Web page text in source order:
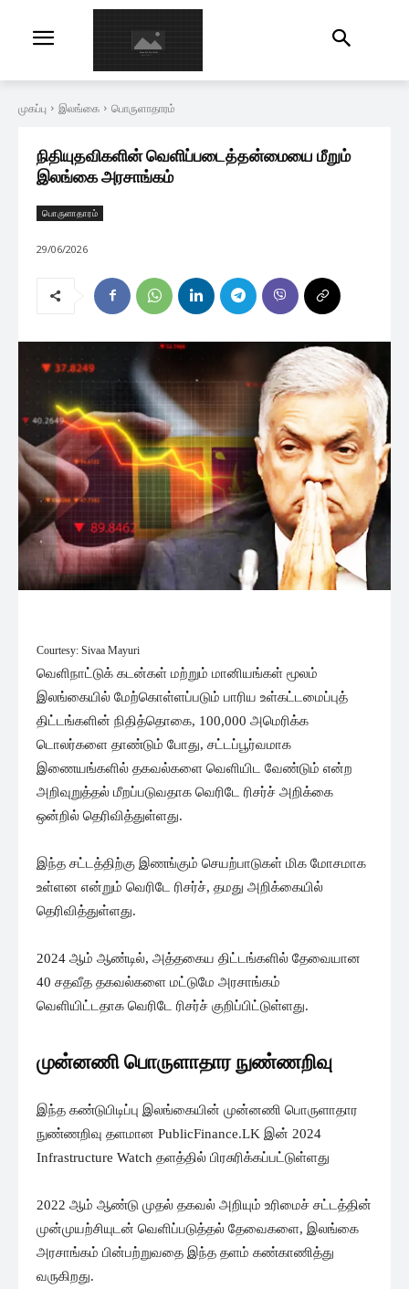
முகப்பு இலங்கை பொருளாதாரம்
நிதியுதவிகளின் வெளிப்படைத்தன்மையை மீறும்
இலங்கை அரசாங்கம்
பொருளாதாரம்
29/06/2026
Courtesy: Sivaa Mayuri
வெளிநாட்டுக் கடன்கள் மற்றும் மானியங்கள் மூலம்
இலங்கையில் மேற்கொள்ளப்படும் பாரிய உள்கட்டமைப்புத்
திட்டங்களின் நிதித்தொகை, 100,000 அமெரிக்க
டொலர்களை தாண்டும் போது, ​​சட்டப்பூர்வமாக
இணையங்களில் தகவல்களை வெளியிட வேண்டும் என்ற
அறிவுறுத்தல் மீறப்படுவதாக வெரிடே ரிசர்ச் அறிக்கை
ஒன்றில் தெரிவித்துள்ளது.
இந்த சட்டத்திற்கு இணங்கும் செயற்பாடுகள் மிக மோசமாக
உள்ளன என்றும் வெரிடே ரிசர்ச், தமது அறிக்கையில்
தெரிவித்துள்ளது.
2024 ஆம் ஆண்டில், அத்தகைய திட்டங்களில் தேவையான
40 சதவீத தகவல்களை மட்டுமே அரசாங்கம்
வெளியிட்டதாக வெரிடே ரிசர்ச் குறிப்பிட்டுள்ளது.
முன்னணி பொருளாதார நுண்ணறிவு
இந்த கண்டுபிடிப்பு இலங்கையின் முன்னணி பொருளாதார
நுண்ணறிவு தளமான PublicFinance.LK இன் 2024
Infrastructure Watch தளத்தில் பிரசுரிக்கப்பட்டுள்ளது
2022 ஆம் ஆண்டு முதல் தகவல் அறியும் உரிமைச் சட்டத்தின்
முன்முயற்சியுடன் வெளிப்படுத்தல் தேவைகளை, இலங்கை
அரசாங்கம் பின்பற்றுவதை இந்த தளம் கண்காணித்து
வருகிறது.